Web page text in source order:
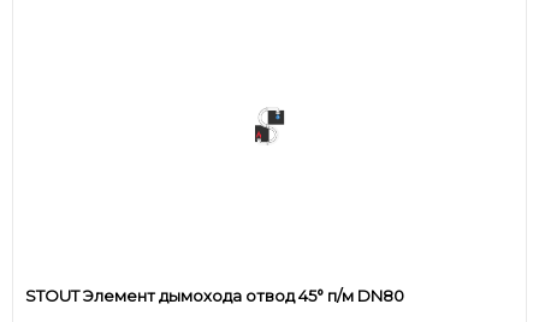
STOUT Элемент дымохода отвод 45° п/м DN80